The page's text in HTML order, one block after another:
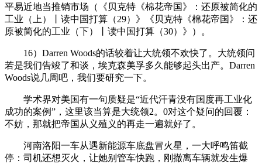
平易近地当推销市场（《贝克特《棉花帝国》：还原被简化的
工业（上）丨读中国打算（29）》《贝克特《棉花帝国》：还
原被简化的工业（下）丨读中国打算（30）》）。
16）Darren Woods的话较着让大统领不欢快了。大统领问
若是我们告竣了和谈，埃克森美孚多久能够起头出产。Darren
Woods说几周吧，我们要研究一下。
学术界对美国有一句质疑是“近代汗青没有国度再工业化
成功的案例”，这里该当算是大统领2。0对这个疑问的回覆：
不妨，那就把帝国从义殖义的再走一遍就好了。
河南洛阳一车从遇新能源车底盘冒火星，一大呼鸣笛截
停：司机还想灭火，让她别管车快跑，刚撤离车辆就发生爆